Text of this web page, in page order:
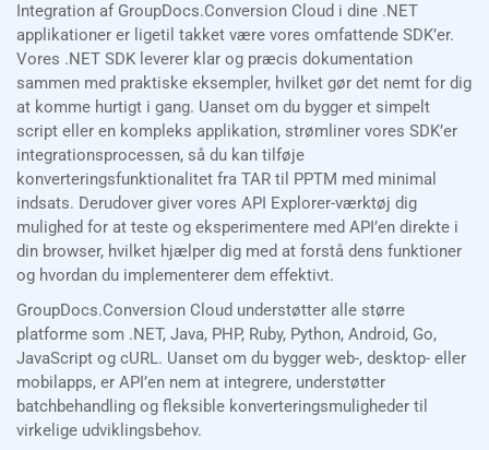
Integration af GroupDocs.Conversion Cloud i dine .NET
applikationer er ligetil takket være vores omfattende SDK’er.
Vores .NET SDK leverer klar og præcis dokumentation
sammen med praktiske eksempler, hvilket gør det nemt for dig
at komme hurtigt i gang. Uanset om du bygger et simpelt
script eller en kompleks applikation, strømliner vores SDK’er
integrationsprocessen, så du kan tilføje
konverteringsfunktionalitet fra TAR til PPTM med minimal
indsats. Derudover giver vores API Explorer-værktøj dig
mulighed for at teste og eksperimentere med API’en direkte i
din browser, hvilket hjælper dig med at forstå dens funktioner
og hvordan du implementerer dem effektivt.
GroupDocs.Conversion Cloud understøtter alle større
platforme som .NET, Java, PHP, Ruby, Python, Android, Go,
JavaScript og cURL. Uanset om du bygger web-, desktop- eller
mobilapps, er API’en nem at integrere, understøtter
batchbehandling og fleksible konverteringsmuligheder til
virkelige udviklingsbehov.